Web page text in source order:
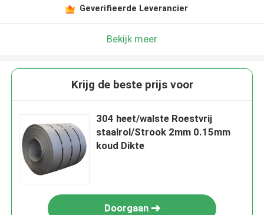
Geverifieerde Leverancier
Bekijk meer
Krijg de beste prijs voor
304 heet/walste Roestvrij
staalrol/Strook 2mm 0.15mm
koud Dikte
Doorgaan